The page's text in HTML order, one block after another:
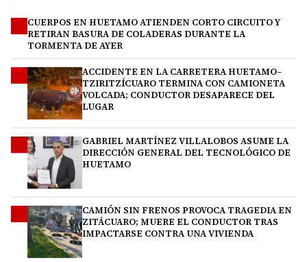
CUERPOS EN HUETAMO ATIENDEN CORTO CIRCUITO Y
RETIRAN BASURA DE COLADERAS DURANTE LA
TORMENTA DE AYER
ACCIDENTE EN LA CARRETERA HUETAMO–
TZIRITZÍCUARO TERMINA CON CAMIONETA
VOLCADA; CONDUCTOR DESAPARECE DEL
LUGAR
GABRIEL MARTÍNEZ VILLALOBOS ASUME LA
DIRECCIÓN GENERAL DEL TECNOLÓGICO DE
HUETAMO
CAMIÓN SIN FRENOS PROVOCA TRAGEDIA EN
ZITÁCUARO; MUERE EL CONDUCTOR TRAS
IMPACTARSE CONTRA UNA VIVIENDA